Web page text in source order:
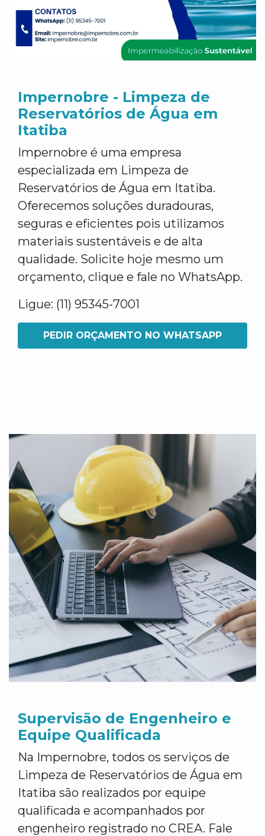
Impernobre - Limpeza de
Reservatórios de Água em
Itatiba
Impernobre é uma empresa
especializada em Limpeza de
Reservatórios de Água em Itatiba.
Oferecemos soluções duradouras,
seguras e eficientes pois utilizamos
materiais sustentáveis e de alta
qualidade. Solicite hoje mesmo um
orçamento, clique e fale no WhatsApp.
Ligue: (11) 95345-7001
PEDIR ORÇAMENTO NO WHATSAPP
Supervisão de Engenheiro e
Equipe Qualificada
Na Impernobre, todos os serviços de
Limpeza de Reservatórios de Água em
Itatiba são realizados por equipe
qualificada e acompanhados por
engenheiro registrado no CREA. Fale